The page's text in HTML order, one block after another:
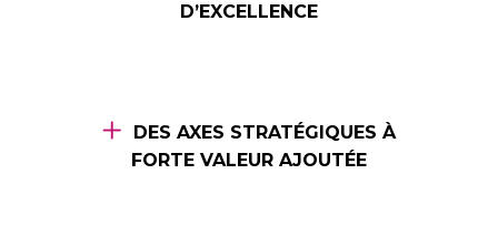
D’EXCELLENCE
DES AXES STRATÉGIQUES À
FORTE VALEUR AJOUTÉE